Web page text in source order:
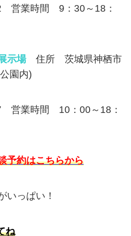
営業時間 9：30～18：
示場住所 茨城県神栖市
園内)
営業時間 10：00～18：
予約はこちらから
いっぱい！
ね